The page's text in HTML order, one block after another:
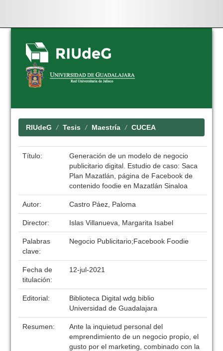
Skip
navigation
RIUdeG Tesis Maestría CUCEA
Título:
Generación de un modelo de negocio
publicitario digital. Estudio de caso: Saca
Plan Mazatlán, página de Facebook de
contenido foodie en Mazatlán Sinaloa
Autor: Castro Páez, Paloma
Director: Islas Villanueva, Margarita Isabel
Palabras
clave:
Negocio Publicitario;Facebook Foodie
Fecha de
titulación:
12-jul-2021
Editorial:
Biblioteca Digital wdg.biblio
Universidad de Guadalajara
Resumen:
Ante la inquietud personal del
emprendimiento de un negocio propio, el
gusto por el marketing, combinado con la